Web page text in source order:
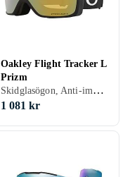
Oakley Flight Tracker L
Prizm
Skidglasögon, Anti-imsystem, UV-skydd, Hjälmkompatibel, Vuxen
1 081 kr